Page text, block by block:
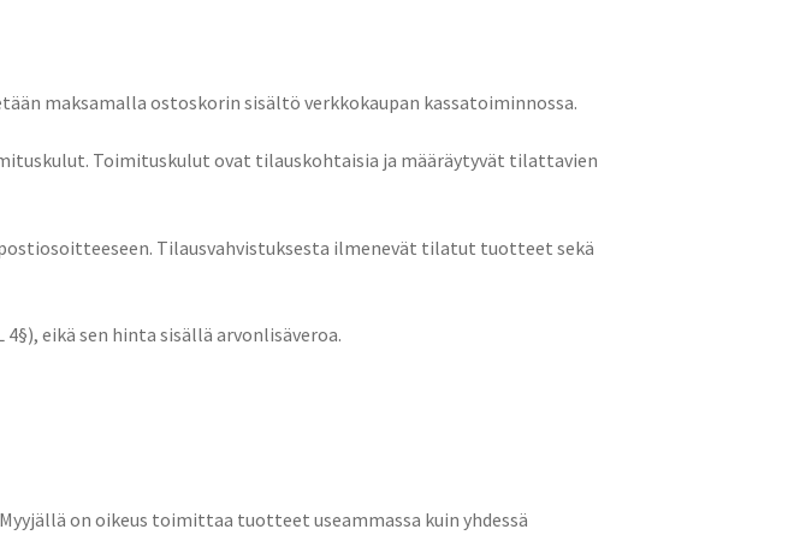
maksamalla ostoskorin sisältö verkkokaupan kassatoiminnossa.
Toimituskulut ovat tilauskohtaisia ja määräytyvät tilattavien
Tilausvahvistuksesta ilmenevät tilatut tuotteet sekä
eikä sen hinta sisällä arvonlisäveroa.
on oikeus toimittaa tuotteet useammassa kuin yhdessä